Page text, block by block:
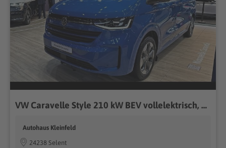
VW Caravelle Style 210 kW BEV vollelektrisch, 1-Gang Automatik, Heckantrieb, 8 Sitze, Klimaautomatik 3 Zonen, Navigationssystem, Rückkamera, Fahrerassistenzpaket Plus, Caravelle BEV 210 kW
Autohaus Kleinfeld
24238 Selent